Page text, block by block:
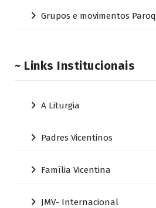
Grupos e movimentos
~ Links Institucionais
A Liturgia
Padres Vicentinos
Família Vicentina
JMV- Internacional